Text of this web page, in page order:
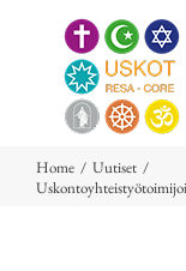
Home / Uutiset /